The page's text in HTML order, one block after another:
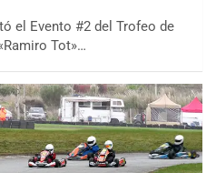
el Evento #2 del Trofeo de
Tot»…